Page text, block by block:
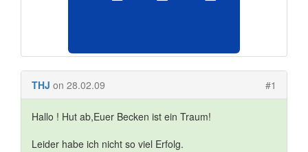
THJ on 28.02.09 #1
Hallo ! Hut ab,Euer Becken ist ein Traum!
Leider habe ich nicht so viel Erfolg.